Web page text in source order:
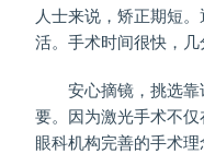
人士来说，矫正期短
活。手术时间很快，几
安心摘镜，挑选靠
要。因为激光手术不
眼科机构完善的手术